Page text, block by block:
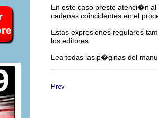
En este caso preste atenci�n
cadenas coincidentes en el
Estas expresiones regulares
los editores.
Lea todas las p�ginas del
Prev